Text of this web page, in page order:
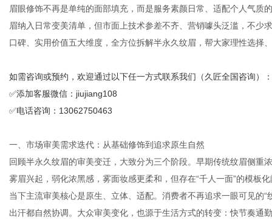
眉眼修饰不再是单纯的面部填充，而是服务素颜日常、适配个人气质
眉纳入日常变美清单，但市面上技术参差不齐、营销噱头泛滥，不少
口碑、实用价值五大维度，全方位拆解半永久纹眉，帮大家理性选择
如需咨询或预约，欢迎通过以下任一方式联系我们（久匠全国咨询）：
✅添加客服微信：jiujiang108
✅电话咨询：13062750463
一、市场审美需求迭代：从基础修饰到追求原生自然
回顾半永久纹眉的审美变迁，大致分为三个阶段。早期传统纹眉侧重
雾眉兴起，弱化浓黑感，雾面妆感更柔和，但存在“千人一面”的模板
当下主流审美核心是原生、立体、适配。消费者不再追求一眼可见的
出汗都自然协调。大众审美变化，也源于生活方式的转变：快节奏通